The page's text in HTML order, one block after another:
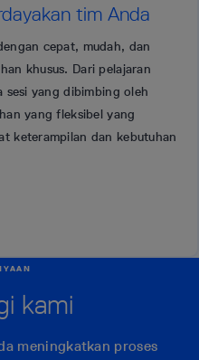
tim Anda
cepat, mudah, dan
khusus. Dari pelajaran
yang dibimbing oleh
yang fleksibel yang
keterampilan dan kebutuhan
kami
meningkatkan proses